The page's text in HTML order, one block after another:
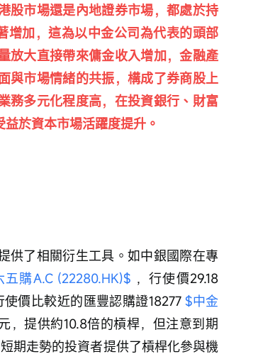
股市場還是內地證券市場，都處於持
增加，這為以中金公司為代表的頭部
放大直接帶來傭金收入增加，金融產
與市場情緒的共振，構成了券商股上
務多元化程度高，在投資銀行、財富
於資本市場活躍度提升。
供了相關衍生工具。如中銀國際在專
購A.C (22280.HK)$ ，行使價29.18
價比較近的匯豐認購證18277 $中金
，提供約10.8倍的槓桿，但注意到期
期走勢的投資者提供了槓桿化參與機